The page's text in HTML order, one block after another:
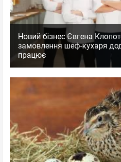
Новий бізнес Євгена
замовлення шеф-кухаря
працює